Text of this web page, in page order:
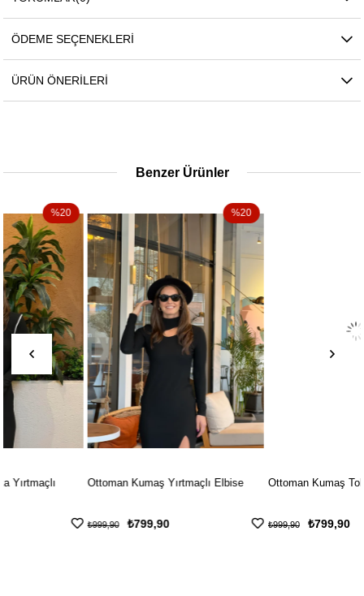
ÖDEME SEÇENEKLERI
ÜRÜN ÖNERILERI
Benzer Ürünler
Ottoman Kumaş Yırtmaçlı Elbise
₺799,90
%20
Ottoman Kumaş Tokalı Elbise
₺799,90